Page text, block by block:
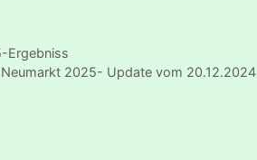
Ergebniss
2025- Update vom 20.12.2024